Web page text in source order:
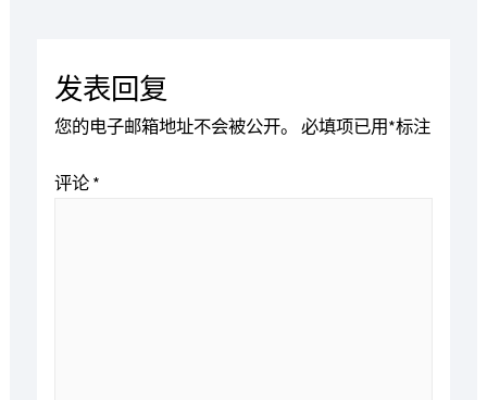
发表回复
您的电子邮箱地址不会被公开。 必填项已用*标注
评论 *